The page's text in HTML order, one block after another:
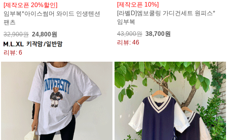
[제작오픈 20%할인]
임부복*아이스썸머 와이드 인생텐션
팬츠
32,900원 24,800원
리뷰: 6
[제작오픈 10%]
[라벨D]엠보쿨링 가디건세트 원피스*
임부복
43,900원 38,700원
리뷰: 46